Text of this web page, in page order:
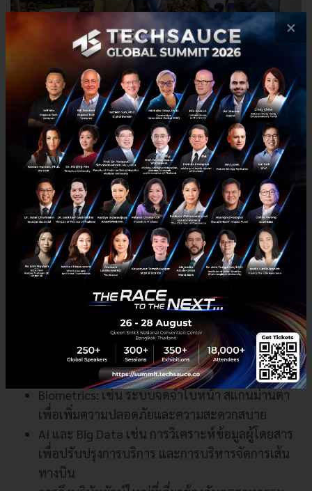
นอกจากนี้ อินโดนีเซียยังส่งเสริมการท่องเที่ยวภายใน
ประเทศ เพื่อลดการพึ่งพารายได้จากนักท่องเที่ยวต่างชาติ
เพื่อกระจายความเสี่ยง และสร้างความมั่นคงทางเศรษฐกิจ
ไปพร้อมๆ กับการสนับสนุนการเติบโตของสายการบิน
ต้นทุนต่ำเพื่อให้ชาวอินโอนีเซียสามารถเดินทางได้สะดวก
ในราคาที่ถูก ซึ่งจะช่วยกระตุ้นเศรษฐกิจไปอีกทาง
ตัวอย่างที่เห็นได้ชัดในงาน Bali Airshow คือ การนำเสนอ
เทคโนโลยีดิจิทัลเพื่อพัฒนาอุตสาหกรรมการบิน เช่น
Smart Application เช่น แอปพลิเคชันสำหรับจอง
ตั๋ว เช็คอิน ติดตามสัมภาระ
Biometrics: เช่น ระบบจดจำใบหน้า สแกนม่านตา
เพื่อเพิ่มความปลอดภัยและความสะดวกสบาย
AI และ Big Data เช่น การวิเคราะห์ข้อมูลผู้โดยสาร
เพื่อปรับปรุงการบริการ และการบริหารจัดการเส้น
ทางบิน
×